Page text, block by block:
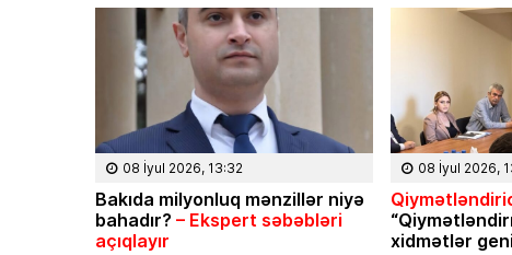
08 İyul 2026, 13:32
Bakıda milyonluq mənzillər niyə
bahadır? – Ekspert səbəbləri
açıqlayır
08 İyul 2026,
xidmətlər